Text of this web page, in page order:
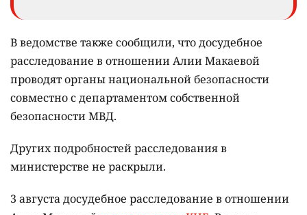
В ведомстве также сообщили, что досудебное
расследование в отношении Алии Макаевой
проводят органы национальной безопасности
совместно с департаментом собственной
безопасности МВД.
Других подробностей расследования в
министерстве не раскрыли.
3 августа досудебное расследование в отношении